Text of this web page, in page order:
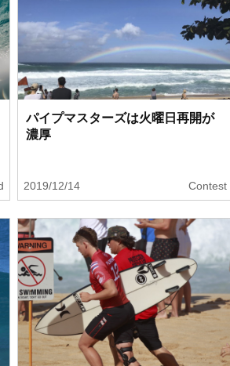
パイプマスターズは火曜日再開が
濃厚
2019/12/14 Contest